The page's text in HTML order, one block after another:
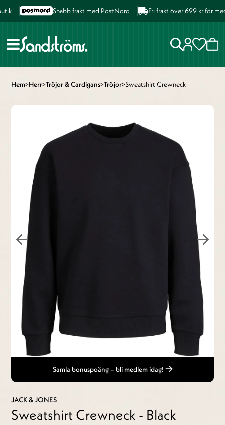
Snabb frakt med PostNord Fri frakt över 699 kr för
Hem>Herr>Tröjor & Cardigans>Tröjor>Sweatshirt Crewneck
Samla bonuspoäng – bli medlem idag!
JACK & JONES
Sweatshirt Crewneck - Black